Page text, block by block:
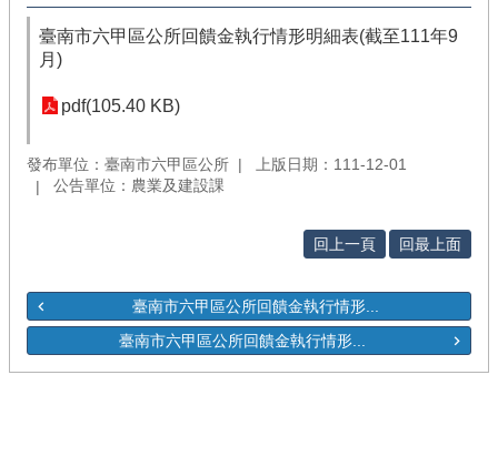
臺南市六甲區公所回饋金執行情形明細表(截至111年9
月)
pdf(105.40 KB)
發布單位：臺南市六甲區公所
上版日期：111-12-01
公告單位：農業及建設課
回上一頁 回最上面
臺南市六甲區公所回饋金執行情形...
臺南市六甲區公所回饋金執行情形...